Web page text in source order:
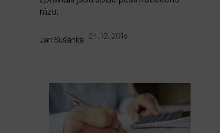
rázu.
Jan Sušánka 24. 12. 2016